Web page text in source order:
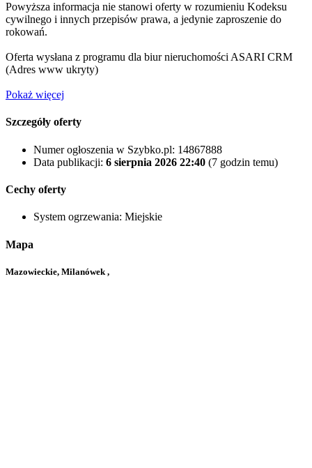
Powyższa informacja nie stanowi oferty w rozumieniu Kodeksu
cywilnego i innych przepisów prawa, a jedynie zaproszenie do
rokowań.
Oferta wysłana z programu dla biur nieruchomości ASARI CRM
(Adres www ukryty)
Pokaż więcej
Szczegóły oferty
Numer ogłoszenia w Szybko.pl: 14867888
Data publikacji: 6 sierpnia 2026 22:40 (7 godzin temu)
Cechy oferty
System ogrzewania: Miejskie
Mapa
Mazowieckie, Milanówek ,